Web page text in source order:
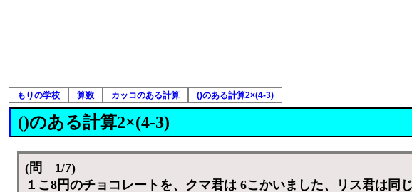
もりの学校 算数 カッコのある計算 ()のある計算2×(4-3)
()のある計算2×(4-3)
(問 1/7)
１こ8円のチョコレートを、クマ君は 6こかいました、リス君は同